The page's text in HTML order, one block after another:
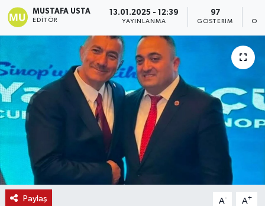
MUSTAFA USTA
EDITÖR
13.01.2025 - 12:39
YAYINLANMA
97
GÖSTERIM
Paylaş A- A+